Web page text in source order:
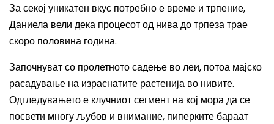
За секој уникатен вкус потребно е време и трпение,
Даниела вели дека процесот од нива до трпеза трае
скоро половина година.
Започнуват со пролетното садење во леи, потоа мајско
расадување на израснатите растенија во нивите.
Одгледувањето е клучниот сегмент на кој мора да се
посвети многу љубов и внимание, пиперките бараат